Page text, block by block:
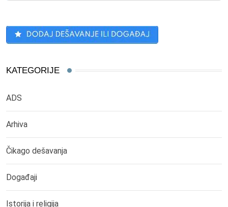
KATEGORIJE
ADS
Arhiva
Čikago dešavanja
Događaji
Istorija i religija